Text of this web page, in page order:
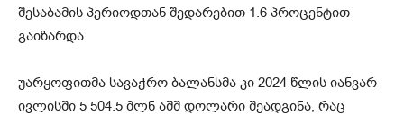
შესაბამის პერიოდთან შედარებით 1.6 პროცენტით
გაიზარდა.
უარყოფითმა სავაჭრო ბალანსმა კი 2024 წლის იანვარ-
ივლისში 5 504.5 მლნ აშშ დოლარი შეადგინა, რაც